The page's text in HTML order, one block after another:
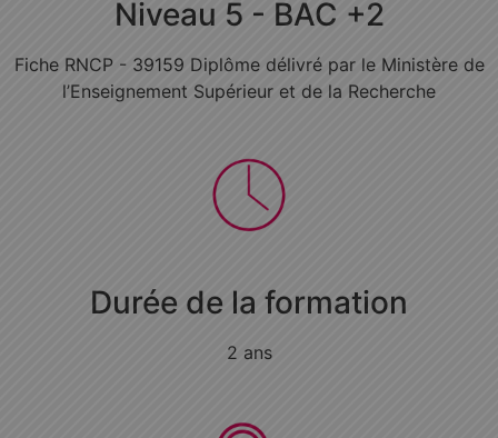
Niveau 5 - BAC +2
Fiche RNCP - 39159 Diplôme délivré par le Ministère de
l’Enseignement Supérieur et de la Recherche
Durée de la formation
2 ans